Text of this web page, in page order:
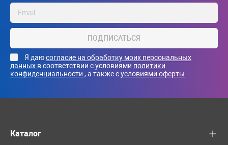
ПОДПИСАТЬСЯ
Я даюсогласие на обработку моих персональных
данных в соответствии с условиями политики
конфиденциальности , а также сусловиями оферты
Каталог